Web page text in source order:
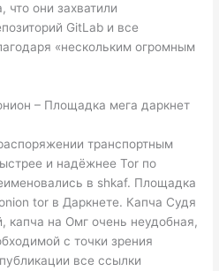
что они захватили
GitLab и все
«нескольким огромным
– Площадка мега даркнет
транспортным
и надёжнее Tor по
в shkaf. Площадка
tor в Даркнете. Капча Судя
капча на Омг очень неудобная,
с точки зрения
все ссылки